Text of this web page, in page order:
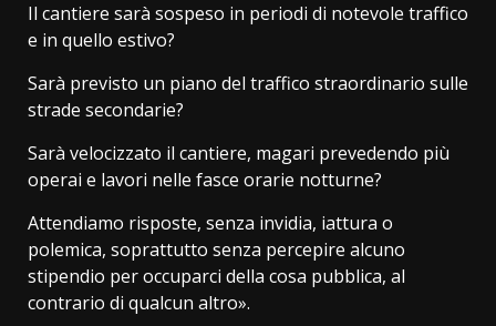
Il cantiere sarà sospeso in periodi di notevole traffico
e in quello estivo?
Sarà previsto un piano del traffico straordinario sulle
strade secondarie?
Sarà velocizzato il cantiere, magari prevedendo più
operai e lavori nelle fasce orarie notturne?
Attendiamo risposte, senza invidia, iattura o
polemica, soprattutto senza percepire alcuno
stipendio per occuparci della cosa pubblica, al
contrario di qualcun altro».